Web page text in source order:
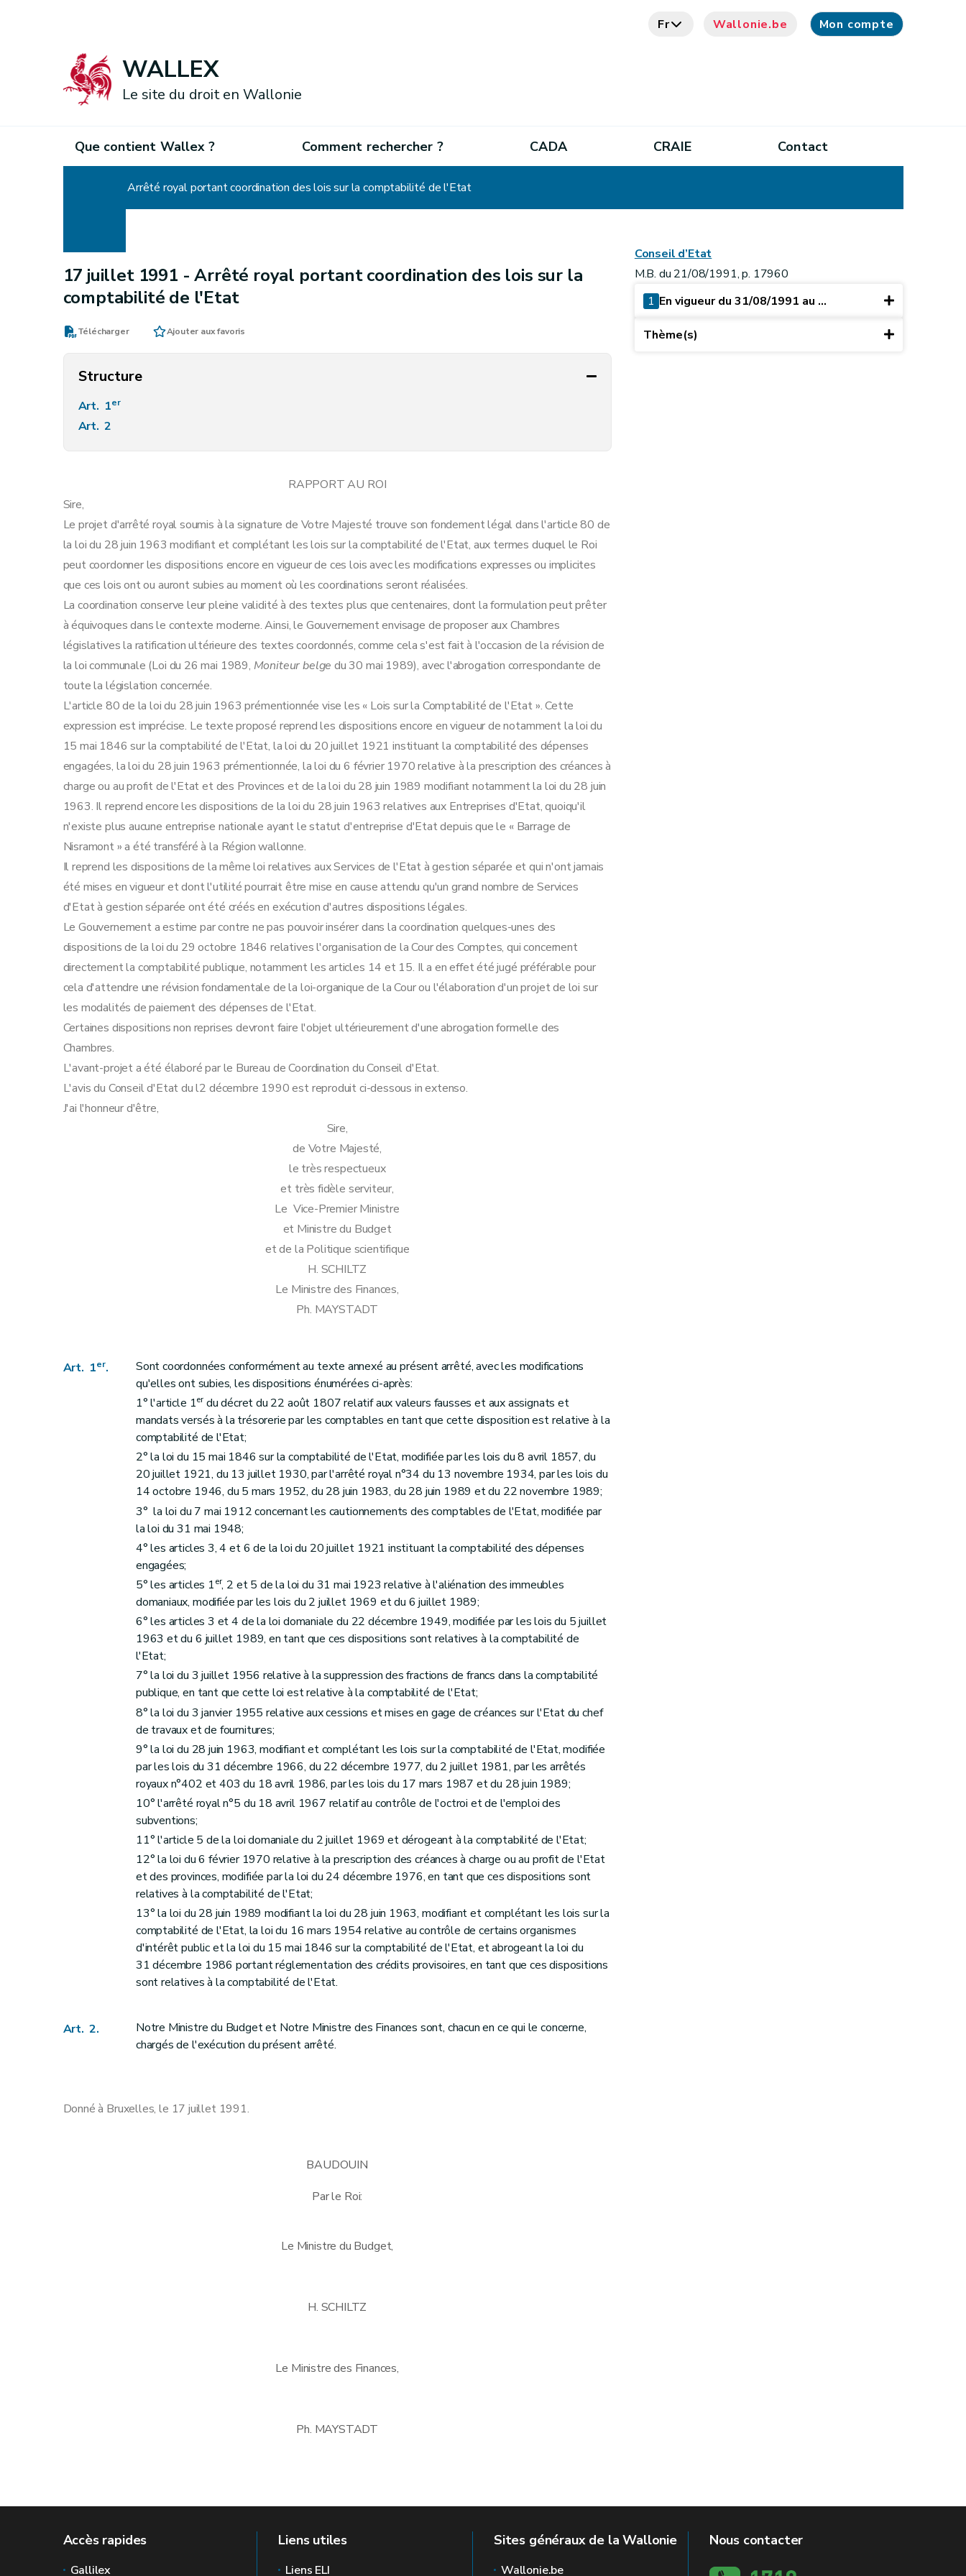
Fr Wallonie.be Mon compte
WALLEX
Le site du droit en Wallonie
Que contient Wallex ? Comment rechercher ? CADA CRAIE Contact
Arrêté royal portant coordination des lois sur la comptabilité de l'Etat
17 juillet 1991 -Arrêté royal portant coordination des lois sur la
comptabilité de l'Etat
Télécharger Ajouter aux favoris
Structure
Art. 1er
Art. 2
RAPPORT AU ROI
Sire,
Le projet d'arrêté royal soumis à la signature de Votre Majesté trouve son fondement légal dans l'article 80 de
la loi du 28 juin 1963 modifiant et complétant les lois sur la comptabilité de l'Etat, aux termes duquel le Roi
peut coordonner les dispositions encore en vigueur de ces lois avec les modifications expresses ou implicites
que ces lois ont ou auront subies au moment où les coordinations seront réalisées.
La coordination conserve leur pleine validité à des textes plus que centenaires, dont la formulation peut prêter
à équivoques dans le contexte moderne. Ainsi, le Gouvernement envisage de proposer aux Chambres
législatives la ratification ultérieure des textes coordonnés, comme cela s'est fait à l'occasion de la révision de
la loi communale (Loi du 26 mai 1989, Moniteur belge du 30 mai 1989), avec l'abrogation correspondante de
toute la législation concernée.
L'article 80 de la loi du 28 juin 1963 prémentionnée vise les « Lois sur la Comptabilité de l'Etat ». Cette
expression est imprécise. Le texte proposé reprend les dispositions encore en vigueur de notamment la loi du
15 mai 1846 sur la comptabilité de l'Etat, la loi du 20 juillet 1921 instituant la comptabilité des dépenses
engagées, la loi du 28 juin 1963 prémentionnée, la loi du 6 février 1970 relative à la prescription des créances à
charge ou au profit de l'Etat et des Provinces et de la loi du 28 juin 1989 modifiant notamment la loi du 28 juin
1963. Il reprend encore les dispositions de la loi du 28 juin 1963 relatives aux Entreprises d'Etat, quoiqu'il
n'existe plus aucune entreprise nationale ayant le statut d'entreprise d'Etat depuis que le « Barrage de
Nisramont » a été transféré à la Région wallonne.
Il reprend les dispositions de la même loi relatives aux Services de l'Etat à gestion séparée et qui n'ont jamais
été mises en vigueur et dont l'utilité pourrait être mise en cause attendu qu'un grand nombre de Services
d'Etat à gestion séparée ont été créés en exécution d'autres dispositions légales.
Le Gouvernement a estime par contre ne pas pouvoir insérer dans la coordination quelques-unes des
dispositions de la loi du 29 octobre 1846 relatives l'organisation de la Cour des Comptes, qui concernent
directement la comptabilité publique, notamment les articles 14 et 15. Il a en effet été jugé préférable pour
cela d'attendre une révision fondamentale de la loi-organique de la Cour ou l'élaboration d'un projet de loi sur
les modalités de paiement des dépenses de l'Etat.
Certaines dispositions non reprises devront faire l'objet ultérieurement d'une abrogation formelle des
Chambres.
L'avant-projet a été élaboré par le Bureau de Coordination du Conseil d'Etat.
L'avis du Conseil d'Etat du l2 décembre 1990 est reproduit ci-dessous in extenso.
J'ai l'honneur d'être,
Sire,
de Votre Majesté,
le très respectueux
et très fidèle serviteur,
Le Vice-Premier Ministre
et Ministre du Budget
et de la Politique scientifique
H. SCHILTZ
Le Ministre des Finances,
Ph. MAYSTADT
Art. 1er.
Sont coordonnées conformément au texte annexé au présent arrêté, avec les modifications
qu'elles ont subies, les dispositions énumérées ci-après:
1° l'article 1erdu décret du 22 août 1807 relatif aux valeurs fausses et aux assignats et
mandats versés à la trésorerie par les comptables en tant que cette disposition est relative à la
comptabilité de l'Etat;
2° la loi du 15 mai 1846 sur la comptabilité de l'Etat, modifiée par les lois du 8 avril 1857, du
20 juillet 1921, du 13 juillet 1930, par l'arrêté royal n°34 du 13 novembre 1934, par les lois du
14 octobre 1946, du 5 mars 1952, du 28 juin 1983, du 28 juin 1989 et du 22 novembre 1989;
3° la loi du 7 mai 1912 concernant les cautionnements des comptables de l'Etat, modifiée par
la loi du 31 mai 1948;
4° les articles 3, 4 et 6 de la loi du 20 juillet 1921 instituant la comptabilité des dépenses
engagées;
5° les articles 1er, 2 et 5 de la loi du 31 mai 1923 relative à l'aliénation des immeubles
domaniaux, modifiée par les lois du 2 juillet 1969 et du 6 juillet 1989;
6° les articles 3 et 4 de la loi domaniale du 22 décembre 1949, modifiée par les lois du 5 juillet
1963 et du 6 juillet 1989, en tant que ces dispositions sont relatives à la comptabilité de
l'Etat;
7° la loi du 3 juillet 1956 relative à la suppression des fractions de francs dans la comptabilité
publique, en tant que cette loi est relative à la comptabilité de l'Etat;
8° la loi du 3 janvier 1955 relative aux cessions et mises en gage de créances sur l'Etat du chef
de travaux et de fournitures;
9° la loi du 28 juin 1963, modifiant et complétant les lois sur la comptabilité de l'Etat, modifiée
par les lois du 31 décembre 1966, du 22 décembre 1977, du 2 juillet 1981, par les arrêtés
royaux n°402 et 403 du 18 avril 1986, par les lois du 17 mars 1987 et du 28 juin 1989;
10° l'arrêté royal n°5 du 18 avril 1967 relatif au contrôle de l'octroi et de l'emploi des
subventions;
11° l'article 5 de la loi domaniale du 2 juillet 1969 et dérogeant à la comptabilité de l'Etat;
12° la loi du 6 février 1970 relative à la prescription des créances à charge ou au profit de l'Etat
et des provinces, modifiée par la loi du 24 décembre 1976, en tant que ces dispositions sont
relatives à la comptabilité de l'Etat;
13° la loi du 28 juin 1989 modifiant la loi du 28 juin 1963, modifiant et complétant les lois sur la
comptabilité de l'Etat, la loi du 16 mars 1954 relative au contrôle de certains organismes
d'intérêt public et la loi du 15 mai 1846 sur la comptabilité de l'Etat, et abrogeant la loi du
31 décembre 1986 portant réglementation des crédits provisoires, en tant que ces dispositions
sont relatives à la comptabilité de l'Etat.
Art. 2.
Notre Ministre du Budget et Notre Ministre des Finances sont, chacun en ce qui le concerne,
chargés de l'exécution du présent arrêté.
Donné à Bruxelles, le 17 juillet 1991.
BAUDOUIN
Par le Roi:
Le Ministre du Budget,
H. SCHILTZ
Le Ministre des Finances,
Ph. MAYSTADT
Conseil d’Etat
M.B. du 21/08/1991, p. 17960
1 En vigueur du 31/08/1991 au ...
Thème(s)
Accès rapides
Gallilex
Liens utiles
Liens ELI
Sites généraux de la Wallonie
Wallonie.be
Nous contacter